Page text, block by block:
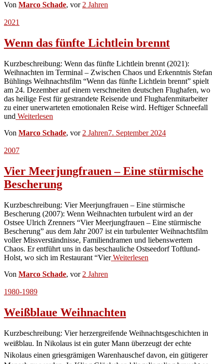
Von Marco Schade, vor 2 Jahren
2021
Wenn das fünfte Lichtlein brennt
Kurzbeschreibung: Wenn das fünfte Lichtlein brennt (2021):
Weihnachten im Terminal – Zwischen Chaos und Erkenntnis Stefan
Bühlings Weihnachtsfilm “Wenn das fünfte Lichtlein brennt” spielt
am 24. Dezember auf einem verschneiten deutschen Flughafen, wo
das heilige Fest für gestrandete Reisende und Flughafenmitarbeiter
zu einer unerwarteten emotionalen Reise wird. Heftiger Schneefall
und Weiterlesen
Von Marco Schade, vor 2 Jahren7. September 2024
2007
Vier Meerjungfrauen – Eine stürmische
Bescherung
Kurzbeschreibung: Vier Meerjungfrauen – Eine stürmische
Bescherung (2007): Wenn Weihnachten turbulent wird an der
Ostsee Ulrich Zrenners “Vier Meerjungfrauen – Eine stürmische
Bescherung” aus dem Jahr 2007 ist ein turbulenter Weihnachtsfilm
voller Missverständnisse, Familiendramen und liebenswertem
Chaos. Er entführt uns in das beschauliche Ostseedorf Toftlund-
Holst, wo sich im Restaurant “VierWeiterlesen
Von Marco Schade, vor 2 Jahren
1980-1989
Weißblaue Weihnachten
Kurzbeschreibung: Vier herzergreifende Weihnachtsgeschichten in
weißblau. In Nikolaus ist ein guter Mann überzeugt der echte
Nikolaus einen griesgrämigen Warenhauschef davon, ein gütigerer